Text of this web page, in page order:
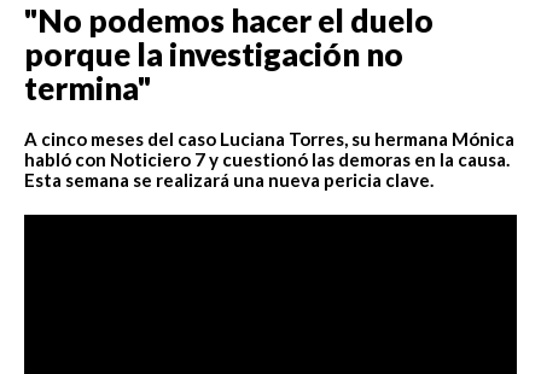
"No podemos hacer el duelo
porque la investigación no
termina"
A cinco meses del caso Luciana Torres, su hermana Mónica
habló con Noticiero 7 y cuestionó las demoras en la causa.
Esta semana se realizará una nueva pericia clave.